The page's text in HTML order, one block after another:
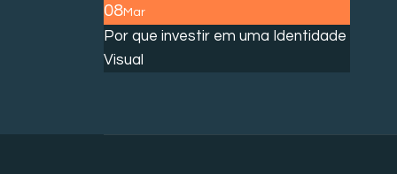
08Mar
Por que investir em uma Identidade
Visual